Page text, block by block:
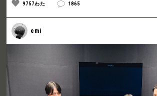
9757わた 1865
emi